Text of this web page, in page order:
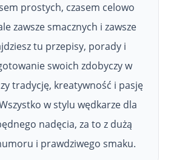
prostych, czasem celowo
zawsze smacznych i zawsze
tu przepisy, porady i
swoich zdobyczy w
tradycję, kreatywność i pasję
w stylu wędkarze dla
nadęcia, za to z dużą
i prawdziwego smaku.